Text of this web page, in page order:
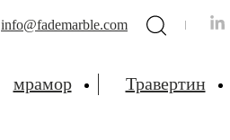
info@fademarble.com
мрамор Травертин